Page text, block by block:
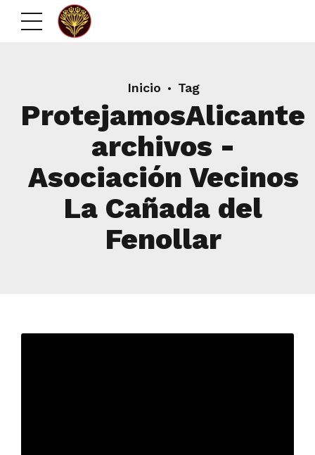
Inicio Tag
ProtejamosAlicante
archivos -
Asociación Vecinos
La Cañada del
Fenollar